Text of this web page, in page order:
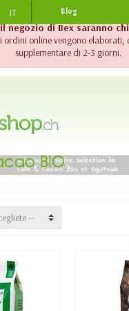
al 20 agosto 2026,
negozio di Bex saranno
ordini online vengono elaborati,
supplementare di 2-3 giorni.
SPEDIZIONE
IT Blog
BIO
--